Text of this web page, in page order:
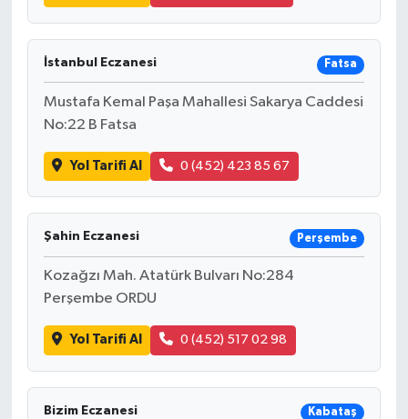
İstanbul Eczanesi Fatsa
Mustafa Kemal Paşa Mahallesi Sakarya Caddesi
No:22 B Fatsa
Yol Tarifi Al 0 (452) 423 85 67
Şahin Eczanesi Perşembe
Kozağzı Mah. Atatürk Bulvarı No:284
Perşembe ORDU
Yol Tarifi Al 0 (452) 517 02 98
Bizim Eczanesi Kabataş